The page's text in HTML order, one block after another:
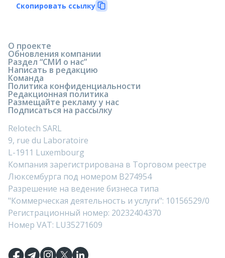
Скопировать ссылку
О проекте
Обновления компании
Раздел “СМИ о нас”
Написать в редакцию
Команда
Политика конфиденциальности
Редакционная политика
Размещайте рекламу у нас
Подписаться на рассылку
Relotech SARL
9, rue du Laboratoire
L-1911 Luxembourg
Компания зарегистрирована в Торговом реестре
Люксембурга под номером B274954
Разрешение на ведение бизнеса типа
"Коммерческая деятельность и услуги": 10156529/0
Регистрационный номер: 20232404370
Номер VAT: LU35271609